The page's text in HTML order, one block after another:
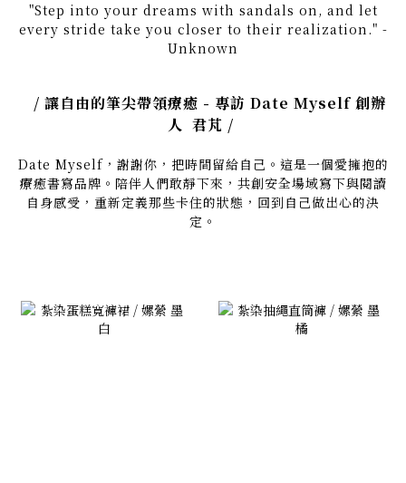
"Step into your dreams with sandals on, and let
every stride take you closer to their realization." -
Unknown
/ 讓自由的筆尖帶領療癒 - 專訪 Date Myself 創辦
人 君芃 /
Date Myself，謝謝你，把時間留給自己。這是一個愛擁抱的
療癒書寫品牌。陪伴人們敢靜下來，共創安全場域寫下與閱讀
自身感受，重新定義那些卡住的狀態，回到自己做出心的決
定。